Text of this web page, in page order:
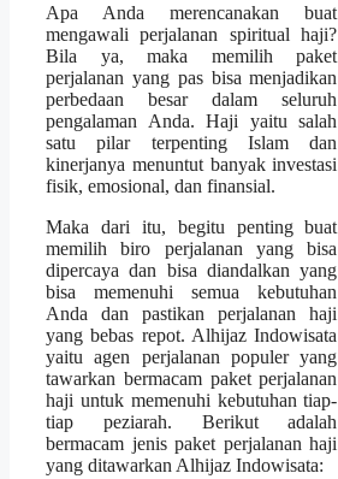
Apa Anda merencanakan buat
mengawali perjalanan spiritual haji?
Bila ya, maka memilih paket
perjalanan yang pas bisa menjadikan
perbedaan besar dalam seluruh
pengalaman Anda. Haji yaitu salah
satu pilar terpenting Islam dan
kinerjanya menuntut banyak investasi
fisik, emosional, dan finansial.
Maka dari itu, begitu penting buat
memilih biro perjalanan yang bisa
dipercaya dan bisa diandalkan yang
bisa memenuhi semua kebutuhan
Anda dan pastikan perjalanan haji
yang bebas repot. Alhijaz Indowisata
yaitu agen perjalanan populer yang
tawarkan bermacam paket perjalanan
haji untuk memenuhi kebutuhan tiap-
tiap peziarah. Berikut adalah
bermacam jenis paket perjalanan haji
yang ditawarkan Alhijaz Indowisata: